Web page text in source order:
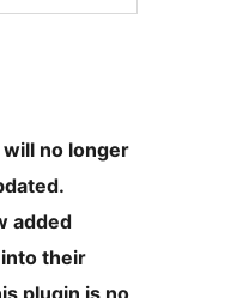
will no longer
added
into their